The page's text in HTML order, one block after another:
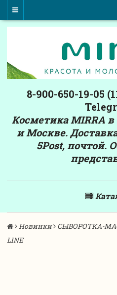
8-900-650-19-05
Косметика MIRRA
и Москве.
5Post, почтой.
Новинки
СЫВОРОТКА-
LINE